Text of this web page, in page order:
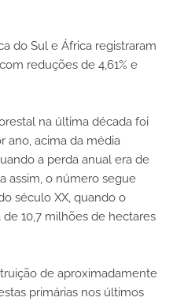
do Sul e África registraram
reduções de 4,61% e
na última década foi
ano, acima da média
a perda anual era de
assim, o número segue
século XX, quando o
10,7 milhões de hectares
de aproximadamente
primárias nos últimos